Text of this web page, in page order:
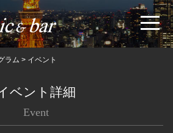
ラム > イベント
ベント詳細
Event